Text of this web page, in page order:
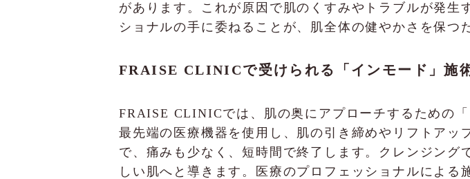
があります。これが原因で肌のくすみやトラブルが発
ショナルの手に委ねることが、肌全体の健やかさを保つ
FRAISE CLINICで受けられる「インモード」施
FRAISE CLINICでは、肌の奥にアプローチするための
最先端の医療機器を使用し、肌の引き締めやリフトア
で、痛みも少なく、短時間で終了します。クレンジン
しい肌へと導きます。医療のプロフェッショナルによ